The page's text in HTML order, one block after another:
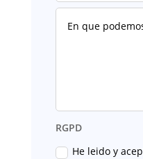
RGPD
He leido y